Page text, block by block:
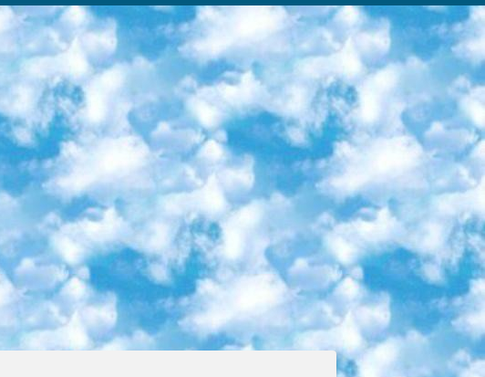
С его помощью вы можете смотреть онлайн серии лекций, записанные на видео в этом вузе. В числе доступных предметов — физика, биология, химия, информационные технологии и другие. К некоторым лекциям администрация ресурса прилагает готовые конспекты, которые можно скачивать в PDF-формате. 4. ITMOcourses Онлайн-площадка Санкт-Петербургского национального исследовательского университета информационных технологий, механики и оптики (ИТМО). Ресурс предоставляет свободный доступ к курсам, разработанным в этом вузе. Каталог материалов разбит на четыре категории: «Оптические системы и технологии», «Приборостроение и робототехника», «Информационные технологии» и «Биотехнологии». Курсы состоят из видеолекций, интерактивных демонстраций и заданий. 5. «КиберЛенинка» Электронная научная библиотека открытого доступа. Каталог площадки регулярно обрастает текстами статей из различных научных изданий. Сгруппированные по журналам и рубрикам публикации можно читать онлайн или скачивать целиком в PDF-формате. Проект нацелен на популяризацию науки за счёт открытого доступа к качественной информации. 6. «ПостНаука» На этом ресурсе публикуют подборки видеолекций, составленные экспертами из разных отраслей и объединённые общими темами. Среди них, к примеру, есть серии «Биоинформатика и геномика», «Культура средневековой Скандинавии» и Cinema Studies о теории кино. Каждая подборка лекций — логически связанная история, рассказанная экспертом от первого лица. Кроме того, на сайте появляются научно-образовательные статьи и тесты на разные темы. 7. «Newочём» Команда проекта «Newочём» отбирает самые интересные тексты из англоязычных СМИ и переводит те из них, за которые голосуют участники сообщества «ВКонтакте». По большей части это научно-популярные статьи. Редакторы придумывают лишь заголовки, в остальном содержание переводов соответствует оригиналам. Полные тексты можно читать прямо в социальной сети. 8. InternetUrok Онлайн-база материалов по основным дисциплинам школьной программы. Информация на сайте структурирована по классам, предметам и темам (урокам). Каждый урок состоит из видеолекций и конспектов. Есть также интерактивные тренажёры и тесты для закрепления пройденного материала. Даже если вы давно окончили школу, возможность повторить программу старших классов всегда может пригодиться. 9. Edutainme Ещё один ресурс об образовании. В отличие от Newtonew, как мне кажется, Edutainme больше ориентируется на представителей индустрии: педагогов, предпринимателей, разработчиков образовательных проектов. Но и любой, кто просто стремится к саморазвитию, найдёт на сайте много полезного и интересного для себя. Например, информацию о новых курсах и образовательных сервисах. 10. Newtonew Онлайн-медиа об образовании и обучении в широком смысле. Авторы Newtonew пишут об инструментах, заведениях, тактиках и стратегиях, которые помогают учить других и получать новые знания самостоятельно. На этой площадке вы найдёте новости, обзоры, аналитические мат